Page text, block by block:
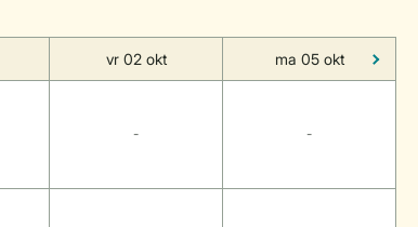
vr 02 okt ma 05 okt
- -